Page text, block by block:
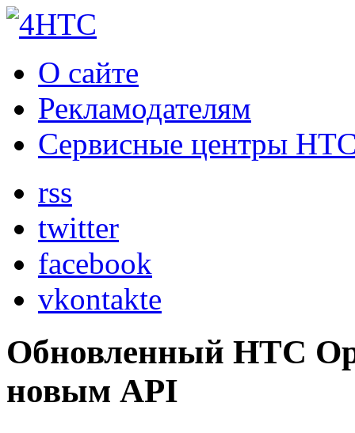
О сайте
Рекламодателям
Сервисные центры
rss
twitter
facebook
vkontakte
Обновленный HTC
новым API